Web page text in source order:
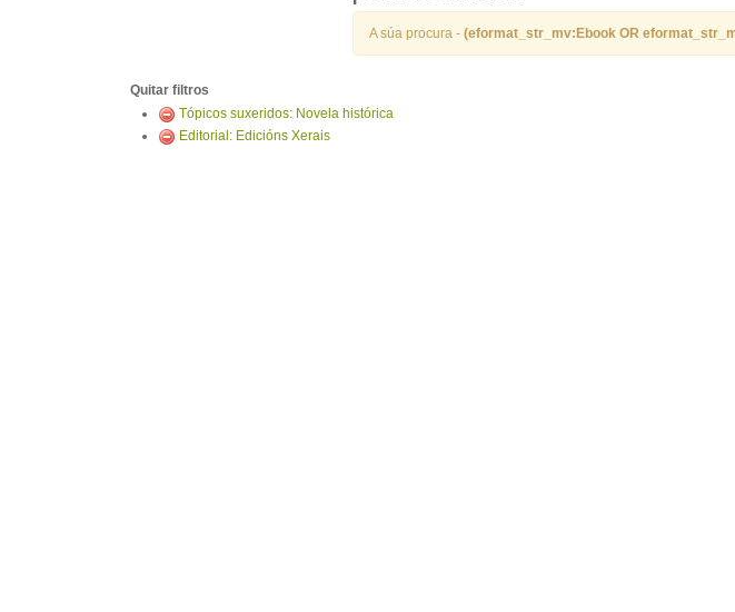
A súa procura - (eformat_str_mv:Ebook OR
Quitar filtros
Tópicos suxeridos: Novela histórica
Editorial: Edicións Xerais